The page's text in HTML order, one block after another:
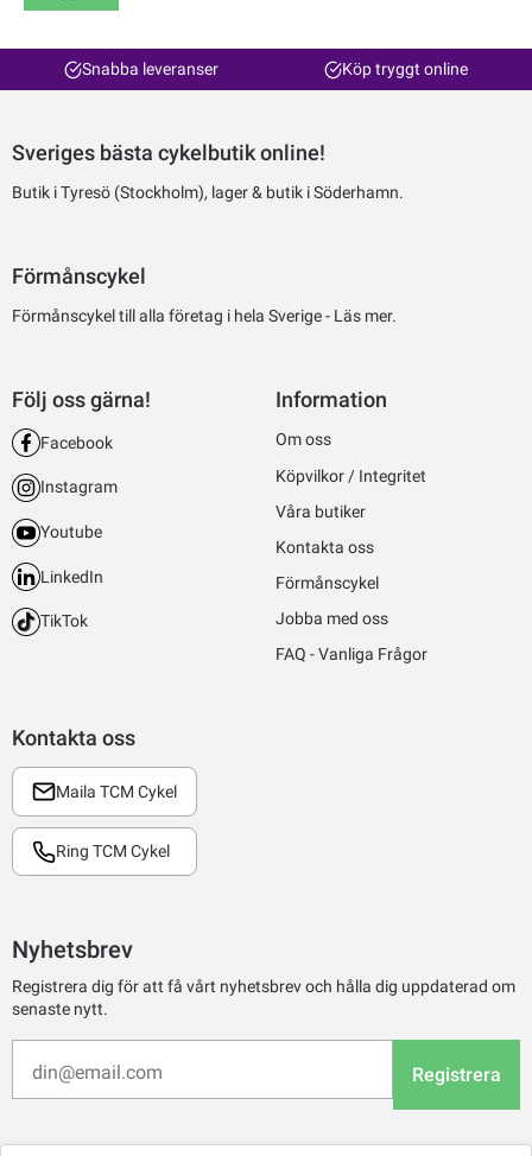
Snabba leveranser Köp tryggt online
Sveriges bästa cykelbutik online!
Butik i Tyresö (Stockholm), lager & butik i Söderhamn.
Förmånscykel
Förmånscykel till alla företag i hela Sverige - Läs mer.
Kontakta oss
Maila TCM Cykel
Ring TCM Cykel
Följ oss gärna!
Facebook
Instagram
Youtube
LinkedIn
TikTok
Information
Om oss
Köpvilkor / Integritet
Våra butiker
Kontakta oss
Förmånscykel
Jobba med oss
FAQ - Vanliga Frågor
Nyhetsbrev
Registrera dig för att få vårt nyhetsbrev och hålla dig uppdaterad om
senaste nytt.
Registrera